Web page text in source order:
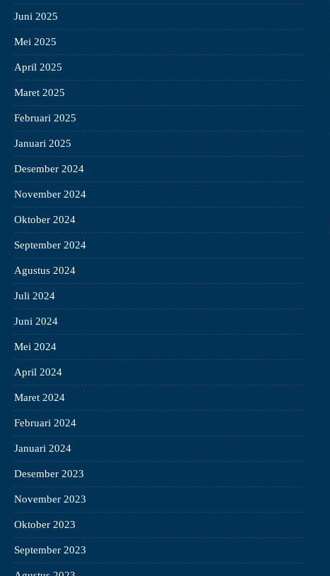
Juni 2025
Mei 2025
April 2025
Maret 2025
Februari 2025
Januari 2025
Desember 2024
November 2024
Oktober 2024
September 2024
Agustus 2024
Juli 2024
Juni 2024
Mei 2024
April 2024
Maret 2024
Februari 2024
Januari 2024
Desember 2023
November 2023
Oktober 2023
September 2023